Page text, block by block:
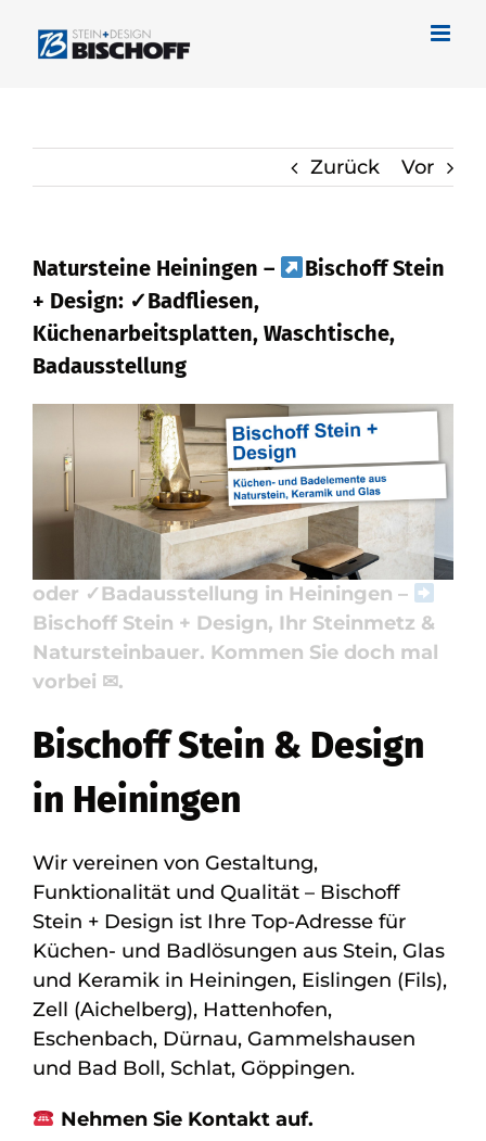
Inhalt
Zurück Vor
Natursteine Heiningen –
Bischoff Stein
+ Design: ✓Badfliesen,
Küchenarbeitsplatten, Waschtische,
Badausstellung
Naturstein für Heiningen – auffinden bei
Bischoff Stein + Design und
✓Badfliese, Küchenarbeitsplatte,
Waschtische, Badausstellung. Ihre
Adresse für ✓Küchenarbeitsplatte,
✓Naturstein, ✓Badfliese, ✓Waschtische
oder ✓Badausstellung in Heiningen –
Bischoff Stein + Design, Ihr Steinmetz &
Natursteinbauer. Kommen Sie doch mal
vorbei ✉.
Bischoff Stein & Design
in Heiningen
Wir vereinen von Gestaltung,
Funktionalität und Qualität – Bischoff
Stein + Design ist Ihre Top-Adresse für
Küchen- und Badlösungen aus Stein, Glas
und Keramik in Heiningen, Eislingen (Fils),
Zell (Aichelberg), Hattenhofen,
Eschenbach, Dürnau, Gammelshausen
und Bad Boll, Schlat, Göppingen.
Nehmen Sie Kontakt auf.